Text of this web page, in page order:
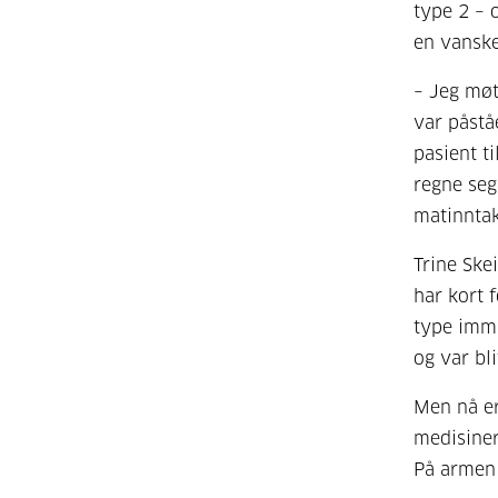
type 2 –
en
– Jeg
var
pasient
regne
Trine
har kort
type
og var
Men nå
På